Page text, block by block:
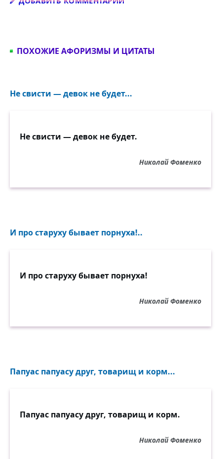
ПОХОЖИЕ АФОРИЗМЫ И ЦИТАТЫ
Не свисти — девок не будет...
Не свисти — девок не будет.
Николай Фоменко
И про старуху бывает порнуха!..
И про старуху бывает порнуха!
Николай Фоменко
Папуас папуасу друг, товарищ и корм...
Папуас папуасу друг, товарищ и корм.
Николай Фоменко